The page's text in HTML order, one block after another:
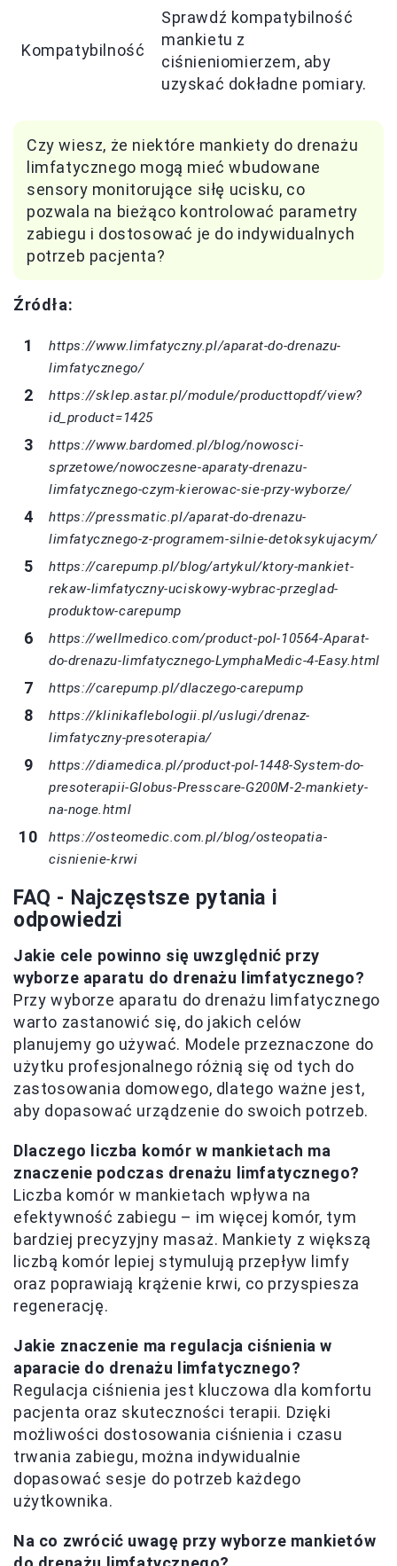
Kompatybilność
Sprawdź kompatybilność
mankietu z
ciśnieniomierzem, aby
uzyskać dokładne pomiary.
Czy wiesz, że niektóre mankiety do drenażu
limfatycznego mogą mieć wbudowane
sensory monitorujące siłę ucisku, co
pozwala na bieżąco kontrolować parametry
zabiegu i dostosować je do indywidualnych
potrzeb pacjenta?
Źródła:
https://www.limfatyczny.pl/aparat-do-drenazu-
limfatycznego/
https://sklep.astar.pl/module/producttopdf/view?
id_product=1425
https://www.bardomed.pl/blog/nowosci-
sprzetowe/nowoczesne-aparaty-drenazu-
limfatycznego-czym-kierowac-sie-przy-wyborze/
https://pressmatic.pl/aparat-do-drenazu-
limfatycznego-z-programem-silnie-detoksykujacym/
https://carepump.pl/blog/artykul/ktory-mankiet-
rekaw-limfatyczny-uciskowy-wybrac-przeglad-
produktow-carepump
https://wellmedico.com/product-pol-10564-Aparat-
do-drenazu-limfatycznego-LymphaMedic-4-Easy.html
https://carepump.pl/dlaczego-carepump
https://klinikaflebologii.pl/uslugi/drenaz-
limfatyczny-presoterapia/
https://diamedica.pl/product-pol-1448-System-do-
presoterapii-Globus-Presscare-G200M-2-mankiety-
na-noge.html
https://osteomedic.com.pl/blog/osteopatia-
cisnienie-krwi
FAQ - Najczęstsze pytania i
odpowiedzi
Jakie cele powinno się uwzględnić przy
wyborze aparatu do drenażu limfatycznego?
Przy wyborze aparatu do drenażu limfatycznego
warto zastanowić się, do jakich celów
planujemy go używać. Modele przeznaczone do
użytku profesjonalnego różnią się od tych do
zastosowania domowego, dlatego ważne jest,
aby dopasować urządzenie do swoich potrzeb.
Dlaczego liczba komór w mankietach ma
znaczenie podczas drenażu limfatycznego?
Liczba komór w mankietach wpływa na
efektywność zabiegu – im więcej komór, tym
bardziej precyzyjny masaż. Mankiety z większą
liczbą komór lepiej stymulują przepływ limfy
oraz poprawiają krążenie krwi, co przyspiesza
regenerację.
Jakie znaczenie ma regulacja ciśnienia w
aparacie do drenażu limfatycznego?
Regulacja ciśnienia jest kluczowa dla komfortu
pacjenta oraz skuteczności terapii. Dzięki
możliwości dostosowania ciśnienia i czasu
trwania zabiegu, można indywidualnie
dopasować sesje do potrzeb każdego
użytkownika.
Na co zwrócić uwagę przy wyborze mankietów